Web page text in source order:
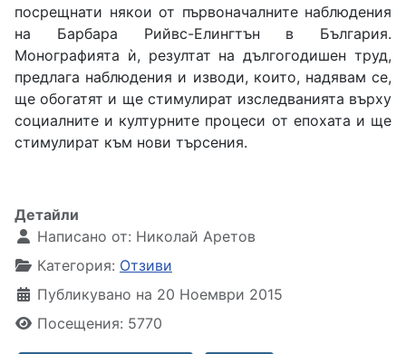
посрещнати някои от първоначалните наблюдения
на Барбара Рийвс-Елингтън в България.
Монографията ѝ, резултат на дългогодишен труд,
предлага наблюдения и изводи, които, надявам се,
ще обогатят и ще стимулират изследванията върху
социалните и културните процеси от епохата и ще
стимулират към нови търсения.
Детайли
Написано от: Николай Аретов
Категория: Отзиви
Публикувано на 20 Ноември 2015
Посещения: 5770